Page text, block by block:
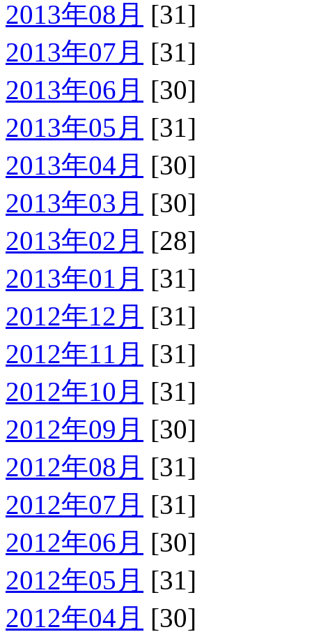
2013年08月 [31]
2013年07月 [31]
2013年06月 [30]
2013年05月 [31]
2013年04月 [30]
2013年03月 [30]
2013年02月 [28]
2013年01月 [31]
2012年12月 [31]
2012年11月 [31]
2012年10月 [31]
2012年09月 [30]
2012年08月 [31]
2012年07月 [31]
2012年06月 [30]
2012年05月 [31]
2012年04月 [30]